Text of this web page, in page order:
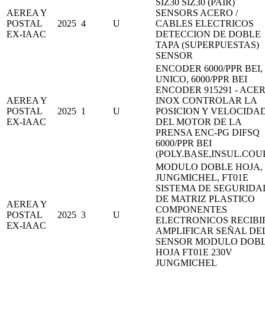
AEREA Y
POSTAL
EX-IAAC
2025 4 U
SENSORS ACERO /
CABLES ELECTRICOS
DETECCION DE DOBLE
TAPA (SUPERPUESTAS)
SENSOR
AEREA Y
POSTAL
EX-IAAC
2025 1 U
ENCODER 6000/PPR BEI,
UNICO, 6000/PPR BEI
ENCODER 915291 -
INOX CONTROLAR LA
POSICION Y
DEL MOTOR DE LA
PRENSA ENC-PG DIFSQ
6000/PPR BEI
AEREA Y
POSTAL
EX-IAAC
2025 3 U
MODULO DOBLE HOJA,
JUNGMICHEL, FT01E
SISTEMA DE
DE MATRIZ PLASTICO
COMPONENTES
ELECTRONICOS
AMPLIFICAR SEÑAL
SENSOR MODULO
HOJA FT01E 230V
JUNGMICHEL